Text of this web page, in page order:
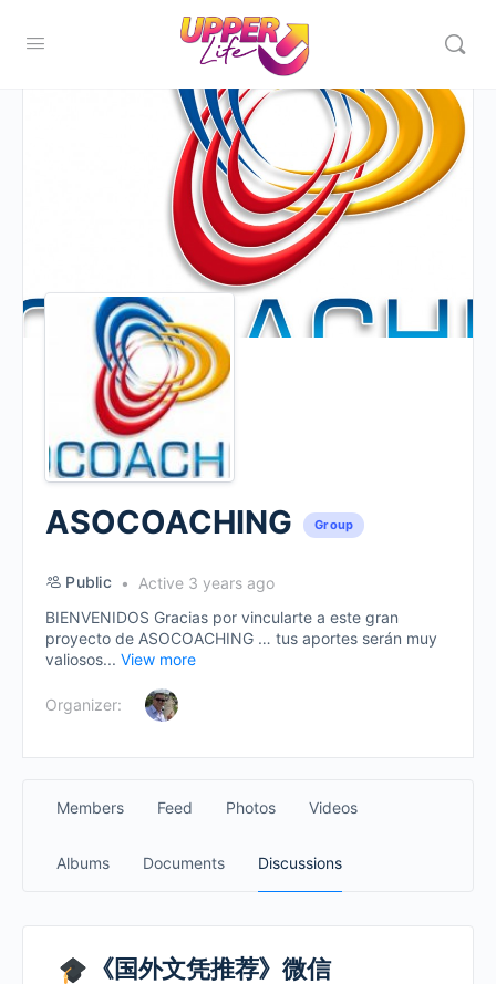
ASOCOACHING Group
Public
Active 3 years ago
BIENVENIDOS Gracias por vincularte a este gran
proyecto de ASOCOACHING … tus aportes serán muy
valiosos... View more
Organizer:
Members Feed Photos Videos
Albums Documents Discussions
《国外文凭推荐》微信